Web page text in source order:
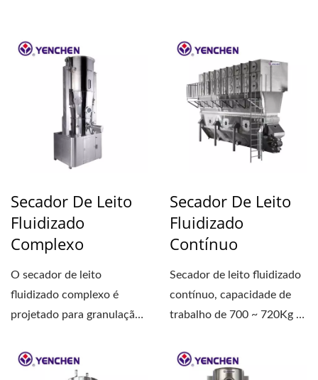
Secador De Leito
Fluidizado
Complexo
O secador de leito
fluidizado complexo é
projetado para granulação
Secador De Leito
Fluidizado
Contínuo
Secador de leito fluidizado
contínuo, capacidade de
trabalho de 700 ~ 720Kg /
soprador...